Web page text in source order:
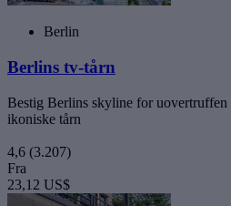
Berlin
Berlins tv-tårn
Bestig Berlins skyline for uovertruffen
ikoniske tårn
4,6 (3.207)
Fra
23,12 US$